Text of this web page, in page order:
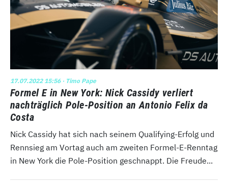
17.07.2022 15:56· Timo Pape
Formel E in New York: Nick Cassidy verliert
nachträglich Pole-Position an Antonio Felix da
Costa
Nick Cassidy hat sich nach seinem Qualifying-Erfolg und
Rennsieg am Vortag auch am zweiten Formel-E-Renntag
in New York die Pole-Position geschnappt. Die Freude...